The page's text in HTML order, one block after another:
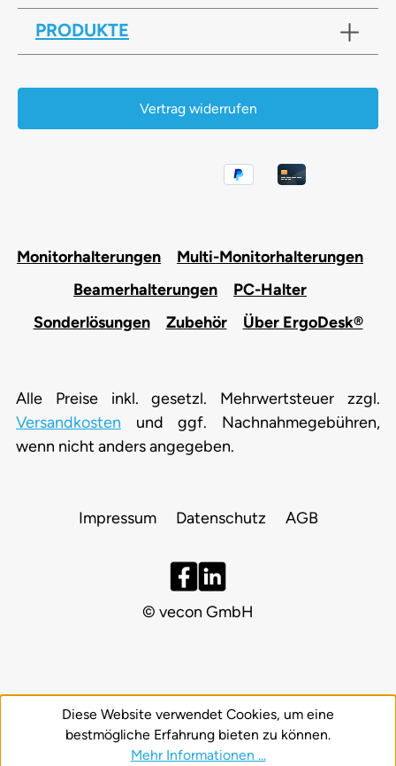
PRODUKTE
Vertrag widerrufen
Monitorhalterungen
Multi-Monitorhalterungen
Beamerhalterungen
PC-Halter
Sonderlösungen
Zubehör Über ErgoDesk®
Alle Preise inkl. gesetzl. Mehrwertsteuer zzgl.
Versandkosten und ggf. Nachnahmegebühren,
wenn nicht anders angegeben.
Impressum Datenschutz AGB
© vecon GmbH
Diese Website verwendet Cookies, um eine
bestmögliche Erfahrung bieten zu können.
Mehr Informationen ...